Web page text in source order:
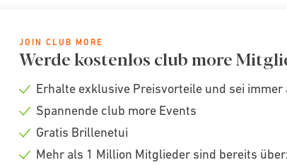
JOIN CLUB MORE
Werde kostenlos club more
Check
Erhalte exklusive Preisvorteile und sei
Check
Spannende club more Events
Check
Gratis Brillenetui
Mehr als 1 Million Mitglieder sind bereits